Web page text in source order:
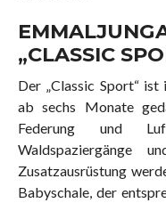
„CLASSIC
Der „Classic Sport“
ab sechs Monate
Federung und
Waldspaziergänge
Zusatzausrüstung
Babyschale, der